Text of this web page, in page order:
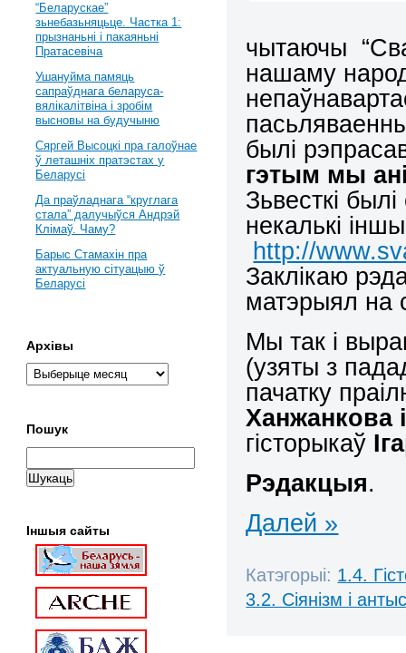
чытаючы
нашаму
былі
гэтым мы
Зьвесткі
некалькі
http://
Заклікаю
матэрыял на
Мы так і
(узяты з
пачатку
Ханжанкова
гісторыкаў
Рэдакцыя.
Далей »
Катэгорыі: 1.4.
3.2. Сіянізм і
“Беларускае”
зьнебазьняцьце. Частка 1:
прызнаньні і пакаяньні
Пратасевіча
Ушануйма памяць
сапраўднага беларуса-
вялікалітвіна і зробім
высновы на будучыню
Сяргей Высоцкі пра галоўнае
ў леташніх пратэстах у
Беларусі
Да праўладнага “круглага
стала” далучыўся Андрэй
Клімаў. Чаму?
Барыс Стамахін пра
актуальную сітуацыю ў
Беларусі
Архівы
Пошук
Іншыя сайты